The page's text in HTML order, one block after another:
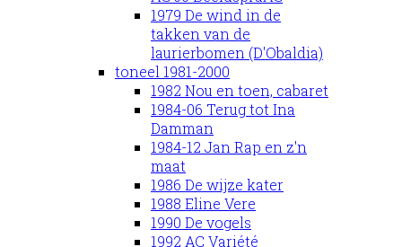
1979 De wind in de
takken van de
laurierbomen (D'Obaldia)
toneel 1981-2000
1982 Nou en toen, cabaret
1984-06 Terug tot Ina
Damman
1984-12 Jan Rap en z'n
maat
1986 De wijze kater
1988 Eline Vere
1990 De vogels
1992 AC Variété